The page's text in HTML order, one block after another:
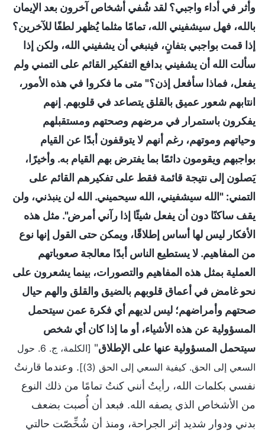
وأثر في أداء واجبي؟ لقد شُفي أشخاص آخرون بعد الإيمان
بالله، فهل سيشفيني الله، تمامًا مثلما يُظهر لطفًا للآخرين؟
إذا قمت بواجبي بتفانٍ، فينبغي أن يشفيني الله، ولكن إذا
سألت الله أن يشفيني بدافع التفكير القائم على التمني ولم
يفعل، فماذا سأفعل إذن؟" متى ما فكروا في هذه الأمور،
انتابهم شعور عميق بالقلق يتصاعد في قلوبهم. إنهم
يفكرون باستمرار في مرضهم وصحتهم ومستقبلهم
وحياتهم وموتهم، رغم أنهم لا يتوقفون أبدًا عن القيام
بواجبهم ويقومون دائمًا بما يفترض بهم القيام به. وأخيرًا،
يَصلون إلى نتيجة قائمة فقط على تفكيرهم القائم على
التمني: "الله سيشفيني، الله سيحميني. الله لن ينبذني، ولن
يقف ساكنًا دون أن يفعل شيئًا إذا رآني أمرض". مثل هذه
الأفكار ليس لها أساس إطلاقًا، ويمكن حتى القول إنها نوع
من المفاهيم. لا يستطيع الناس أبدًا معالجة صعوباتهم
العملية بمثل هذه المفاهيم والتصورات، بينما يشعرون على
نحو غامض في أعماق قلوبهم بالضيق والقلق والهم حيال
صحتهم وأمراضهم؛ ليس لديهم أي فكرة عمن سيتحمل
المسؤولية عن هذه الأشياء، أو ما إذا كان أي شخص
سيتحمل المسؤولية عنها على الإطلاق"
[الكلمة، ج. 6. حول
السعي إلى الحق. كيفية السعي إلى الحق (3)]
. وعندما قارنتُ
نفسي بكلمات الله، رأيتُ أنني كنتُ تمامًا من ذلك النوع
من الأشخاص الذي يصفه الله. فبعد أن أُصبت بضعف
بدني ودوار شديد إثر الجراحة، ومنذ أن شُخِّصّت حالتي